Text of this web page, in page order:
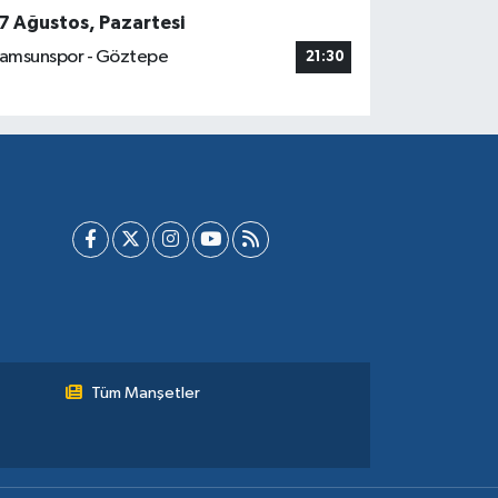
Ağustos, Pazartesi
- Göztepe
21:30
Tüm Manşetler